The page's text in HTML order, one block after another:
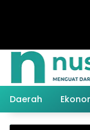
Daerah